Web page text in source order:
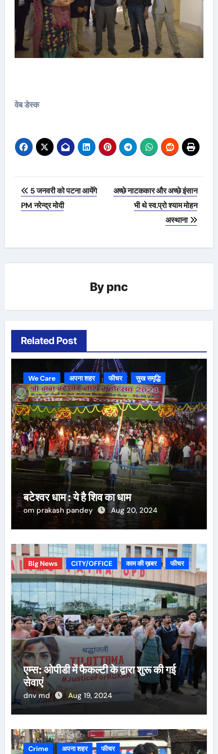
वेब डेस्क
Post
navigation
5 जनवरी को पटना आयेंगे
PM नरेन्द्र मोदी
अच्छे नाटककार और अच्छे इंसान
भी थे स्व.प्रो श्याम मोहन
अस्थाना
By pnc
Related Post
We Care अपना शहर फीचर सुख समृद्धि
बटेश्वर धाम : ये है शिव का धाम
om prakash pandey Aug 20, 2024
Big News CITY/OFFICE काम की ख़बर फीचर
एम्स: ओपीडी में फैकल्टी के द्वारा शुरू की गई
सेवाएं
dnv md Aug 19, 2024
Crime अपना शहर फीचर